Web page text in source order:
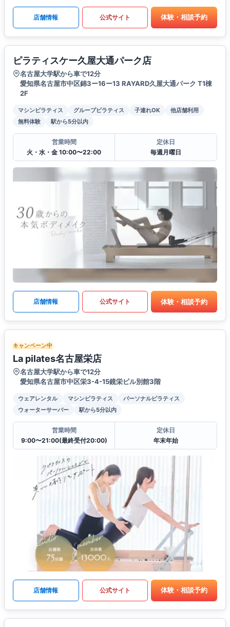
店舗情報 公式サイト 体験・相談予約
ピラティスケー久屋大通パーク店
名古屋大学駅から車で12分
愛知県名古屋市中区錦3ー16ー13 RAYARD久屋大通パーク T1棟
2F
マシンピラティス グループピラティス 子連れOK
他店舗利用
無料体験
駅から5分以内
営業時間
火・水・金 10:00〜22:00
定休日
毎週月曜日
店舗情報 公式サイト 体験・相談予約
キャンペーン中
La pilates名古屋栄店
名古屋大学駅から車で12分
愛知県名古屋市中区栄3-4-15鏡栄ビル別館3階
ウェアレンタル マシンピラティス
パーソナルピラティス
ウォーターサーバー
駅から5分以内
営業時間
9:00〜21:00(最終受付20:00)
定休日
年末年始
店舗情報 公式サイト 体験・相談予約